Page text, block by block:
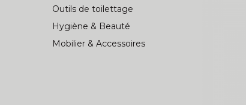
Outils de toilettage
Hygiène & Beauté
Mobilier & Accessoires